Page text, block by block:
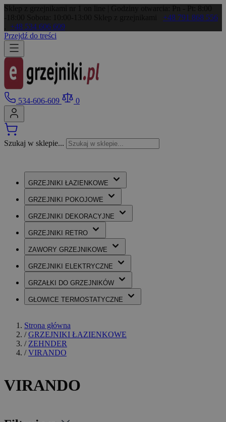
+48 791 868 556
+48 534 606 609
Przejdź do treści
534-606-609 0
Szukaj w sklepie...
GRZEJNIKI ŁAZIENKOWE
GRZEJNIKI POKOJOWE
GRZEJNIKI DEKORACYJNE
GRZEJNIKI RETRO
ZAWORY GRZEJNIKOWE
GRZEJNIKI ELEKTRYCZNE
GRZAŁKI DO GRZEJNIKÓW
GŁOWICE TERMOSTATYCZNE
Strona główna
/ GRZEJNIKI ŁAZIENKOWE
/ ZEHNDER
/ VIRANDO
VIRANDO